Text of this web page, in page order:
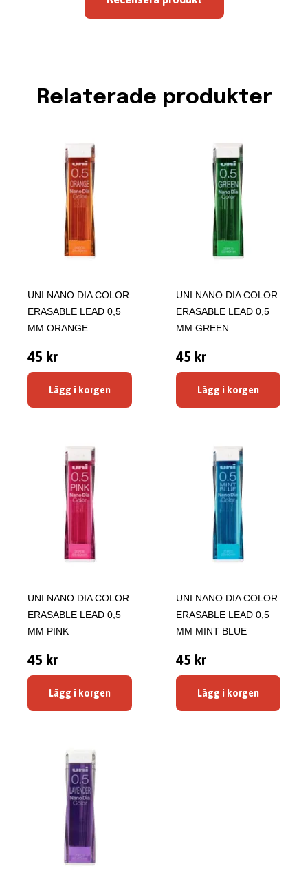
Relaterade produkter
UNI NANO DIA COLOR
ERASABLE LEAD 0,5
MM ORANGE
45 kr
Lägg i korgen
UNI NANO DIA COLOR
ERASABLE LEAD 0,5
MM GREEN
45 kr
Lägg i korgen
UNI NANO DIA COLOR
ERASABLE LEAD 0,5
MM PINK
45 kr
Lägg i korgen
UNI NANO DIA COLOR
ERASABLE LEAD 0,5
MM MINT BLUE
45 kr
Lägg i korgen